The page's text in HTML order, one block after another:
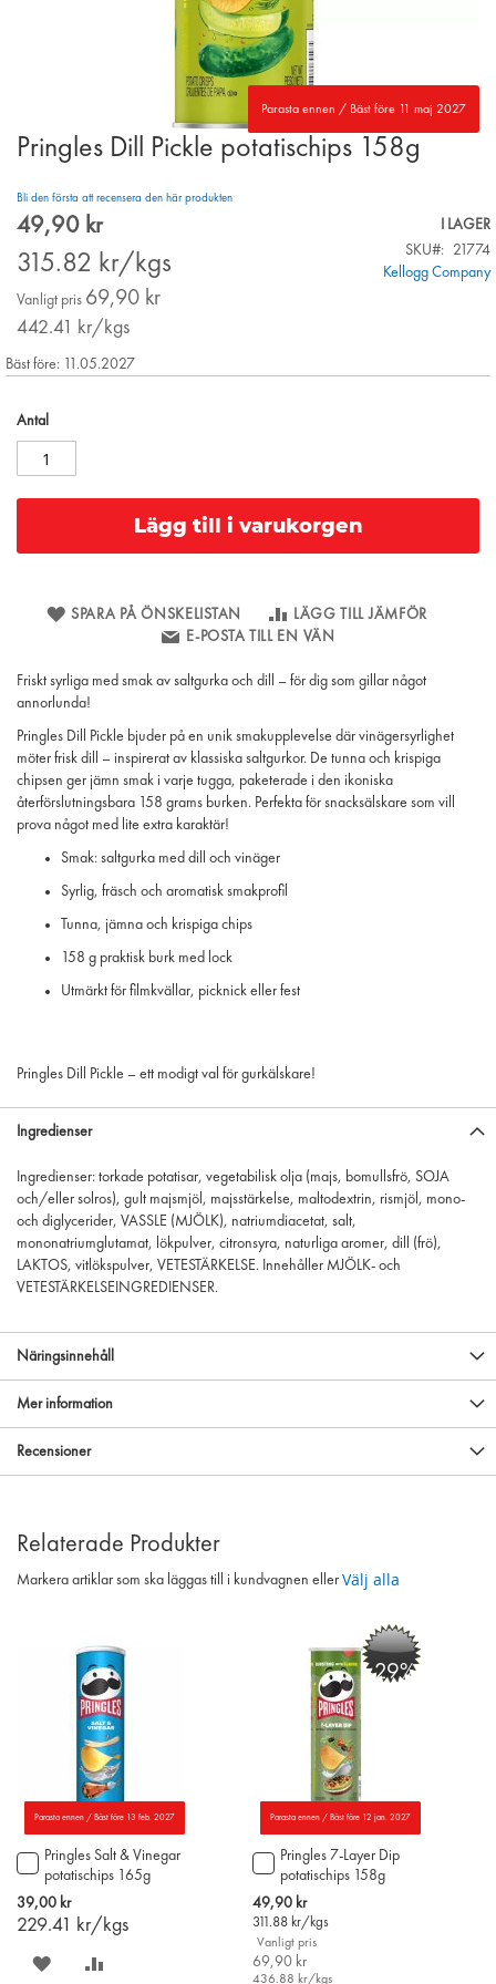
Parasta ennen / Bäst före 11 maj 2027
Skip
of
the
images
gallery
Pringles Dill Pickle potatischips 158g
Bli den första att recensera den här produkten
Special
49,90 kr
315.82 kr/kgs
Vanligt pris 69,90 kr
442.41 kr/kgs
I LAGER
SKU
21774
Kellogg Company
Bäst före: 11.05.2027
Antal
Lägg till i varukorgen
SPARA PÅ ÖNSKELISTAN
LÄGG TILL JÄMFÖR
E-POSTA TILL EN VÄN
Friskt syrliga med smak av saltgurka och dill – för dig som gillar något
annorlunda!
Pringles Dill Pickle bjuder på en unik smakupplevelse där vinägersyrlighet
möter frisk dill – inspirerat av klassiska saltgurkor. De tunna och krispiga
chipsen ger jämn smak i varje tugga, paketerade i den ikoniska
återförslutningsbara 158 grams burken. Perfekta för snacksälskare som vill
prova något med lite extra karaktär!
Smak: saltgurka med dill och vinäger
Syrlig, fräsch och aromatisk smakprofil
Tunna, jämna och krispiga chips
158 g praktisk burk med lock
Utmärkt för filmkvällar, picknick eller fest
Pringles Dill Pickle – ett modigt val för gurkälskare!
Ingredienser
Ingredienser: torkade potatisar, vegetabilisk olja (majs, bomullsfrö, SOJA
och/eller solros), gult majsmjöl, majsstärkelse, maltodextrin, rismjöl, mono-
och diglycerider, VASSLE (MJÖLK), natriumdiacetat, salt,
mononatriumglutamat, lökpulver, citronsyra, naturliga aromer, dill (frö),
LAKTOS, vitlökspulver, VETESTÄRKELSE. Innehåller MJÖLK- och
VETESTÄRKELSEINGREDIENSER.
Näringsinnehåll
Mer information
Recensioner
Relaterade Produkter
Markera artiklar som ska läggas till i kundvagnen eller Välj alla
Parasta ennen / Bäst före 13 feb. 2027
Pringles Salt & Vinegar
potatischips 165g
39,00 kr
229.41 kr/kgs
Lägg
till
i
varukorgen
SPARA
-29%
Parasta ennen / Bäst före 12 jan. 2027
Pringles 7-Layer Dip
potatischips 158g
Special
Price
49,90 kr
311.88 kr/kgs
Vanligt pris
69,90 kr
436.88 kr/kgs
Lägg
till
i
varukorgen